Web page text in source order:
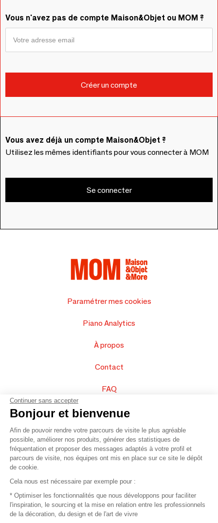
Vous n'avez pas de compte Maison&Objet ou MOM ?
Vous avez déjà un compte Maison&Objet ?
Utilisez les mêmes identifiants pour vous connecter à MOM
Se connecter
Paramétrer mes cookies
Piano Analytics
À propos
Contact
FAQ
Vendez vos produits
Plan du site
© 2016 –Organisation SAFI
Recrutement
Continuer sans accepter
Bonjour et bienvenue
Afin de pouvoir rendre votre parcours de visite le plus agréable
possible, améliorer nos produits, générer des statistiques de
fréquentation et proposer des messages adaptés à votre profil et
parcours de visite, nos équipes ont mis en place sur ce site le dépôt
de cookie.
Cela nous est nécessaire par exemple pour :
* Optimiser les fonctionnalités que nous développons pour faciliter
l'inspiration, le sourcing et la mise en relation entre les professionnels
de la décoration, du design et de l'art de vivre